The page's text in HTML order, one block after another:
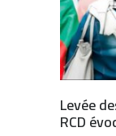
Levée
RCD